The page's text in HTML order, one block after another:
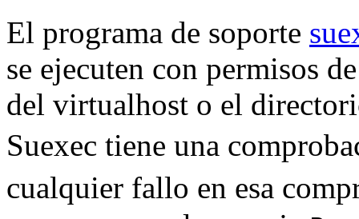
El programa de soporte
se ejecuten con permisos
del virtualhost o el
Suexec tiene una
cualquier fallo en esa